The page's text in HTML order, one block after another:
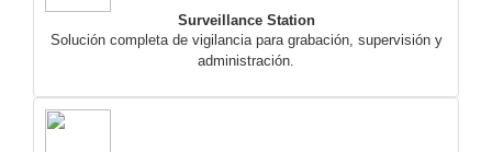
Surveillance Station
Solución completa de vigilancia para grabación, supervisión y
administración.